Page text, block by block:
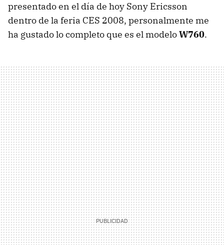
presentado en el día de hoy Sony Ericsson
dentro de la feria CES 2008, personalmente me
ha gustado lo completo que es el modeloW760.